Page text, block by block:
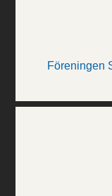
Föreningen